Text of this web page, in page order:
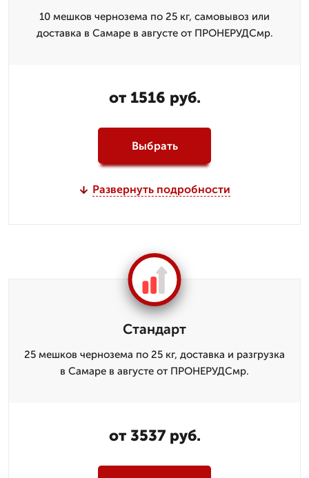
10 мешков чернозема по 25 кг, самовывоз или
доставка в Самаре в августе от ПРОНЕРУДСмр.
от 1516 руб.
Выбрать
Развернуть подробности
Стандарт
25 мешков чернозема по 25 кг, доставка и разгрузка
в Самаре в августе от ПРОНЕРУДСмр.
от 3537 руб.